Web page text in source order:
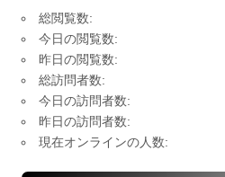
総閲覧数:
今日の閲覧数:
昨日の閲覧数:
総訪問者数:
今日の訪問者数:
昨日の訪問者数:
現在オンラインの人数: